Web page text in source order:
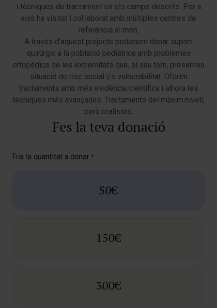
i tècniques de tractament en els camps descrits. Per a
això ha visitat i col·laborat amb múltiples centres de
referència al món.
A través d’aquest projecte pretenem donar suport
quirúrgic a la població pediàtrica amb problemes
ortopèdics de les extremitats que, al seu torn, presenten
situació de risc social i/o vulnerabilitat. Oferim
tractaments amb més evidència científica i alhora les
tècniques més avançades. Tractaments del màxim nivell,
però realistes.
Fes la teva donació
Tria la quantitat a donar *
50€
150€
300€